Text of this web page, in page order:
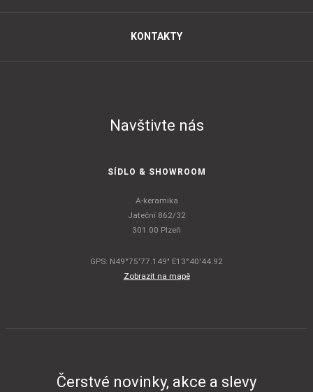
KONTAKTY
Navštivte nás
SÍDLO & SHOWROOM
A-keramika
Jateční 862/32
301 00 Plzeň
GPS: N49°75'77.149" E13°40'44.92
Zobrazit na mapě
Čerstvé novinky, akce a slevy